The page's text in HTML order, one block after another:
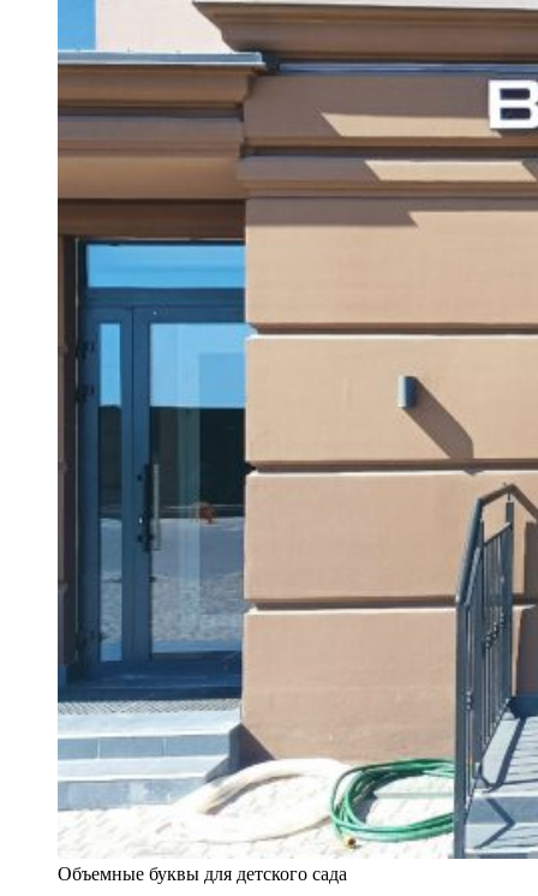
Объемные буквы для детского сада